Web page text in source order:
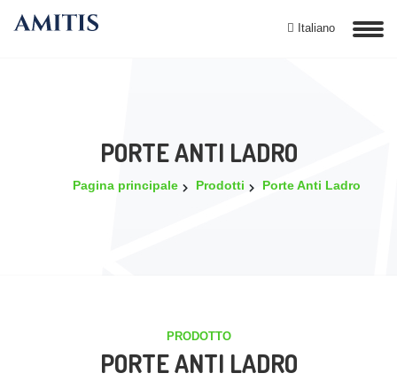
Italiano
PORTE ANTI LADRO
Pagina principale Prodotti Porte Anti Ladro
PRODOTTO
PORTE ANTI LADRO